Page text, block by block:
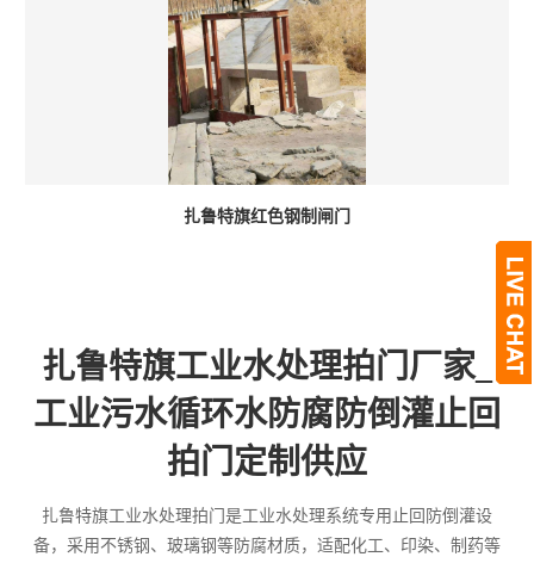
扎鲁特旗红色钢制闸门
扎鲁特旗工业水处理拍门厂家_
工业污水循环水防腐防倒灌止回
拍门定制供应
扎鲁特旗工业水处理拍门是工业水处理系统专用止回防倒灌设
备，采用不锈钢、玻璃钢等防腐材质，适配化工、印染、制药等